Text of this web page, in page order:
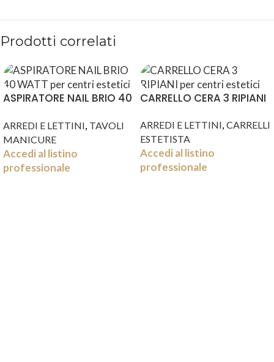
Prodotti correlati
ASPIRATORE NAIL BRIO 40
ARREDI E LETTINI, TAVOLI
MANICURE
Accedi al listino
professionale
CARRELLO CERA 3 RIPIANI
ARREDI E LETTINI, CARRELLI
ESTETISTA
Accedi al listino
professionale